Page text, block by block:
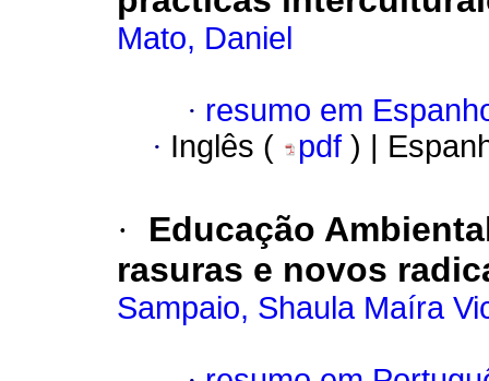
Mato, Daniel
· resumo em
· Inglês ( pdf ) |
·
Educação
rasuras e novos
Sampaio, Shaula Maíra